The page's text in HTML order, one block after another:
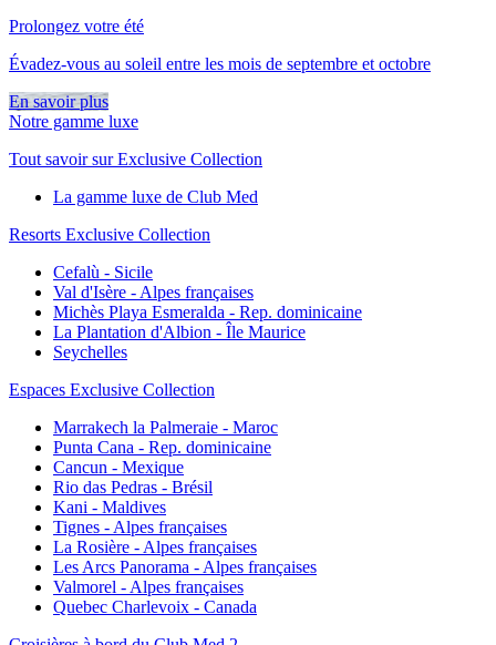
Prolongez votre été
Évadez-vous au soleil entre les mois de septembre et octobre
En savoir plus
Notre gamme luxe
Tout savoir sur Exclusive Collection
La gamme luxe de Club Med
Resorts Exclusive Collection
Cefalù - Sicile
Val d'Isère - Alpes françaises
Michès Playa Esmeralda - Rep. dominicaine
La Plantation d'Albion - Île Maurice
Seychelles
Espaces Exclusive Collection
Marrakech la Palmeraie - Maroc
Punta Cana - Rep. dominicaine
Cancun - Mexique
Rio das Pedras - Brésil
Kani - Maldives
Tignes - Alpes françaises
La Rosière - Alpes françaises
Les Arcs Panorama - Alpes françaises
Valmorel - Alpes françaises
Quebec Charlevoix - Canada